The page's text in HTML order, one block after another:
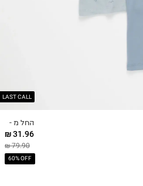
LAST CALL
החל מ -
31.96 ₪
79.90 ₪
60% OFF